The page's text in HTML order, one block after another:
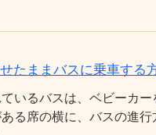
たままバスに乗車する
いるバスは、ベビーカ
る席の横に、バスの進